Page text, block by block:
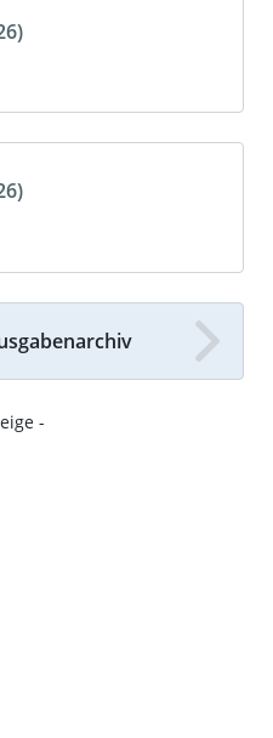
-